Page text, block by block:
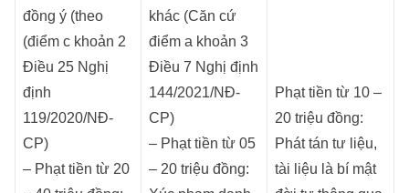
đồng ý (theo
(điểm c khoản 2
Điều 25 Nghị
định
119/2020/NĐ-
CP)
– Phạt tiền từ 20
khác (Căn cứ
điểm a khoản 3
Điều 7 Nghị định
144/2021/NĐ-
CP)
– Phạt tiền từ 05
– 20 triệu đồng:
Phạt tiền từ 10 –
20 triệu đồng:
Phát tán tư liệu,
tài liệu là bí mật